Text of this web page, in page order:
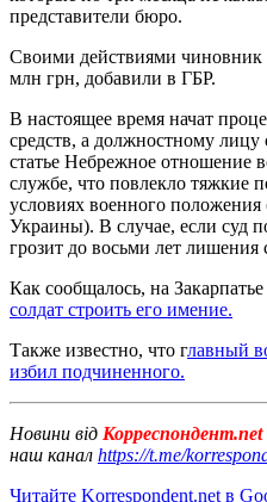
представители бюро.
Своими действиями чиновник
млн грн, добавили в ГБР.
В настоящее время начат
средств, а должностному
статье Небрежное отношение
службе, что повлекло тяжкие
условиях военного положения
Украины). В случае, если суд
грозит до восьми лет лишения
Как сообщалось, на
солдат строить его имение.
Также известно, что главный
избил подчиненного.
Новини від Корреспондент.net
наш канал https://t.me/
Читайте Korrespondent.net в